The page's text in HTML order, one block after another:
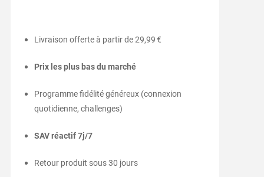
Livraison offerte à partir de 29,99 €
Prix les plus bas du marché
Programme fidélité généreux (connexion
quotidienne, challenges)
SAV réactif 7j/7
Retour produit sous 30 jours